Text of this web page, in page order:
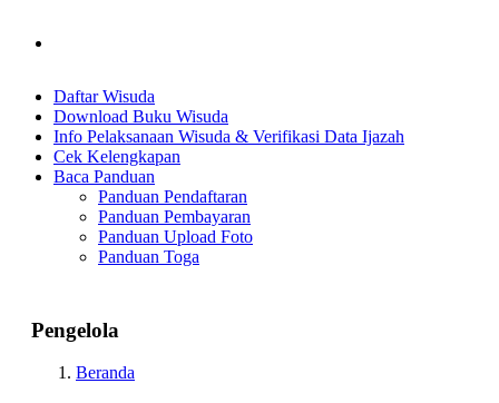
Daftar Wisuda
Download Buku Wisuda
Info Pelaksanaan Wisuda & Verifikasi Data Ijazah
Cek Kelengkapan
Baca Panduan
Panduan Pendaftaran
Panduan Pembayaran
Panduan Upload Foto
Panduan Toga
Pengelola
Beranda